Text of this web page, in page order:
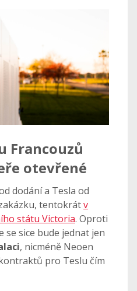
Francouzů
otevřené
dodání a Tesla od
tentokrátv
státu Victoria. Oproti
se sice bude jednat jen
, nicméně Neoen
pro Teslu čím